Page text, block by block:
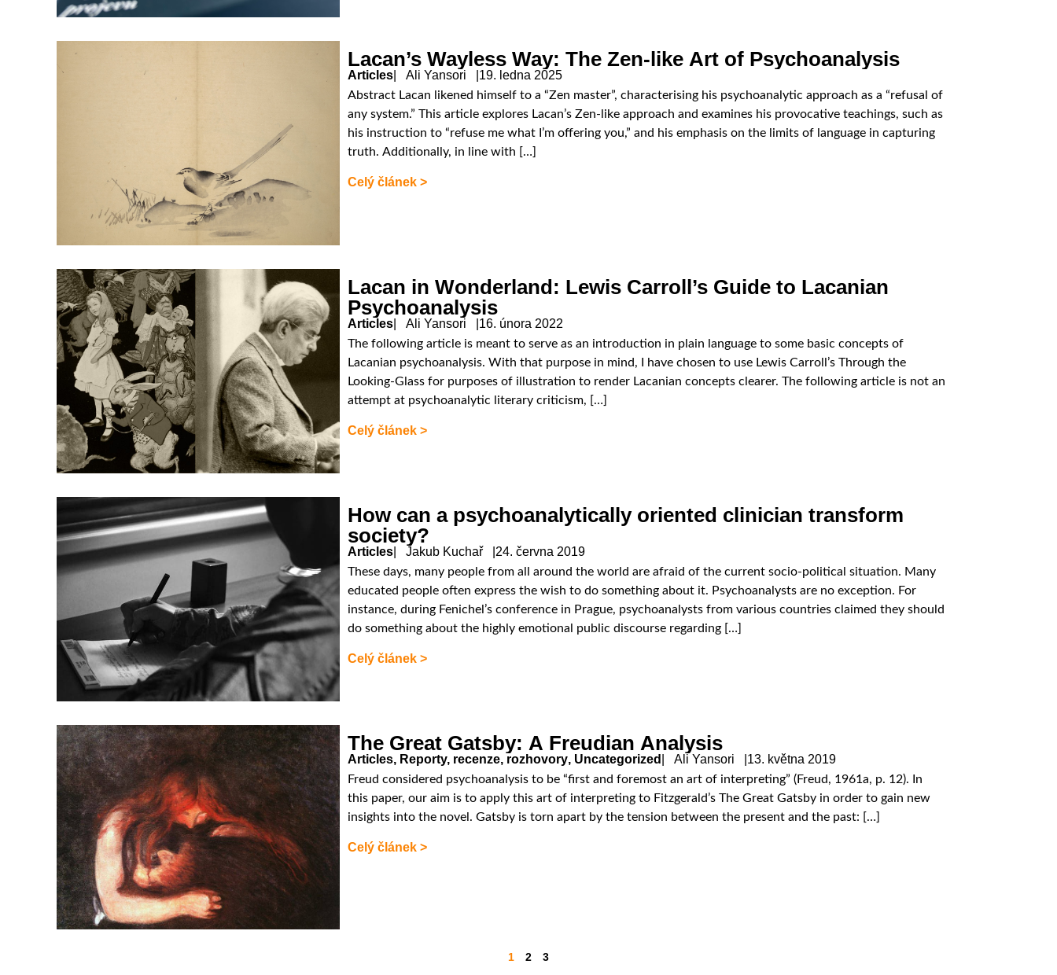
Lacan’s Wayless Way: The Zen-like Art of Psychoanalysis
Articles | Ali Yansori | 19. ledna 2025
Abstract Lacan likened himself to a “Zen master”, characterising his psychoanalytic approach as a “refusal of
any system.” This article explores Lacan’s Zen-like approach and examines his provocative teachings, such as
his instruction to “refuse me what I’m offering you,” and his emphasis on the limits of language in capturing
truth. Additionally, in line with […]
Celý článek >
Lacan in Wonderland: Lewis Carroll’s Guide to Lacanian
Psychoanalysis
Articles | Ali Yansori | 16. února 2022
The following article is meant to serve as an introduction in plain language to some basic concepts of
Lacanian psychoanalysis. With that purpose in mind, I have chosen to use Lewis Carroll’s Through the
Looking-Glass for purposes of illustration to render Lacanian concepts clearer. The following article is not an
attempt at psychoanalytic literary criticism, […]
Celý článek >
How can a psychoanalytically oriented clinician transform
society?
Articles | Jakub Kuchař | 24. června 2019
These days, many people from all around the world are afraid of the current socio-political situation. Many
educated people often express the wish to do something about it. Psychoanalysts are no exception. For
instance, during Fenichel’s conference in Prague, psychoanalysts from various countries claimed they should
do something about the highly emotional public discourse regarding […]
Celý článek >
The Great Gatsby: A Freudian Analysis
Articles, Reporty, recenze, rozhovory, Uncategorized | Ali Yansori | 13. května 2019
Freud considered psychoanalysis to be “first and foremost an art of interpreting” (Freud, 1961a, p. 12). In
this paper, our aim is to apply this art of interpreting to Fitzgerald’s The Great Gatsby in order to gain new
insights into the novel. Gatsby is torn apart by the tension between the present and the past: […]
Celý článek >
1 2 3